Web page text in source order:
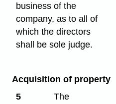
business of the
company, as to all of
which the directors
shall be sole judge.
Acquisition of property
5
The